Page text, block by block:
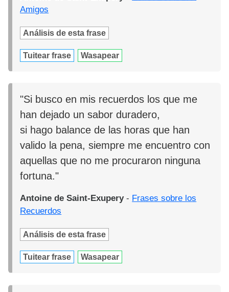
Amigos
Análisis de esta frase
Tuitear frase Wasapear
"Si busco en mis recuerdos los que me
han dejado un sabor duradero,
si hago balance de las horas que han
valido la pena, siempre me encuentro con
aquellas que no me procuraron ninguna
fortuna."
Antoine de Saint-Exupery- Frases sobre los
Recuerdos
Análisis de esta frase
Tuitear frase Wasapear